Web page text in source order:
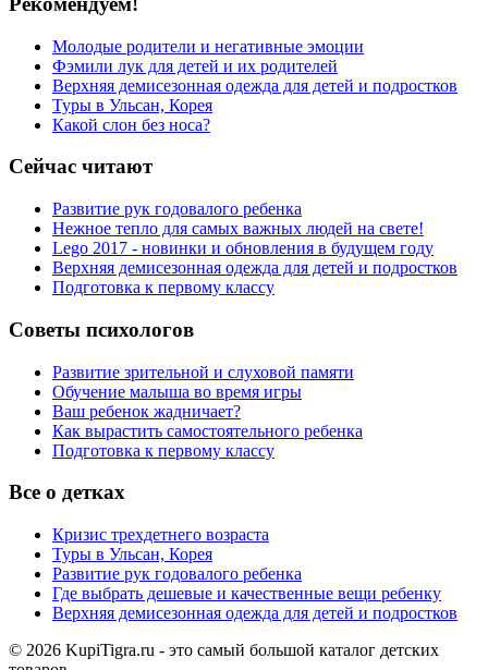
Молодые родители и негативные эмоции
Фэмили лук для детей и их родителей
Верхняя демисезонная одежда для детей и подростков
Туры в Ульсан, Корея
Какой слон без носа?
Сейчас читают
Развитие рук годовалого ребенка
Нежное тепло для самых важных людей на свете!
Lego 2017 - новинки и обновления в будущем году
Верхняя демисезонная одежда для детей и подростков
Подготовка к первому классу
Советы психологов
Развитие зрительной и слуховой памяти
Обучение малыша во время игры
Ваш ребенок жадничает?
Как вырастить самостоятельного ребенка
Подготовка к первому классу
Все о детках
Кризис трехдетнего возраста
Туры в Ульсан, Корея
Развитие рук годовалого ребенка
Где выбрать дешевые и качественные вещи ребенку
Верхняя демисезонная одежда для детей и подростков
© 2026 KupiTigra.ru - это самый большой каталог детских